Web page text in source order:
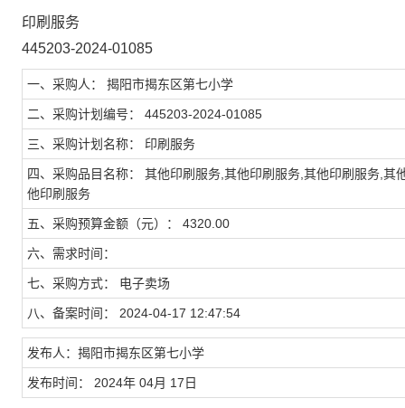
印刷服务
445203-2024-01085
一、采购人： 揭阳市揭东区第七小学
二、采购计划编号： 445203-2024-01085
三、采购计划名称： 印刷服务
四、采购品目名称： 其他印刷服务,其他印刷服务,其他印刷服务,
他印刷服务
五、采购预算金额（元）： 4320.00
六、需求时间：
七、采购方式： 电子卖场
八、备案时间： 2024-04-17 12:47:54
发布人：揭阳市揭东区第七小学
发布时间： 2024年 04月 17日